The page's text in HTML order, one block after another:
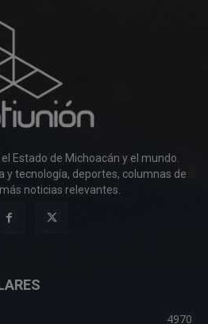
Estado de Michoacán y el mundo.
y tecnología, deportes, columnas de
noticias relevantes.
4970